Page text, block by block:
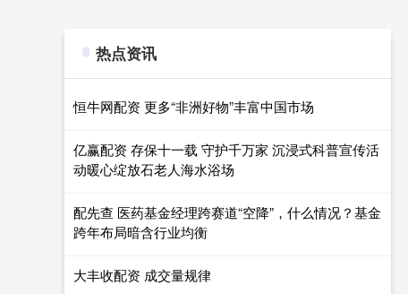
热点资讯
恒牛网配资 更多“非洲好物”丰富中国市场
亿赢配资 存保十一载 守护千万家 沉浸式科普宣传活
动暖心绽放石老人海水浴场
配先查 医药基金经理跨赛道“空降”，什么情况？基金
跨年布局暗含行业均衡
大丰收配资 成交量规律